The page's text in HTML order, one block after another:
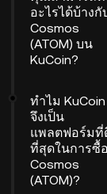
อะไรได้บ้างกั
Cosmos
(ATOM) บน
KuCoin?
ทำไม KuCoin
จึงเป็น
แพลตฟอร์มที่
ที่สุดในการซื้
Cosmos
(ATOM)?